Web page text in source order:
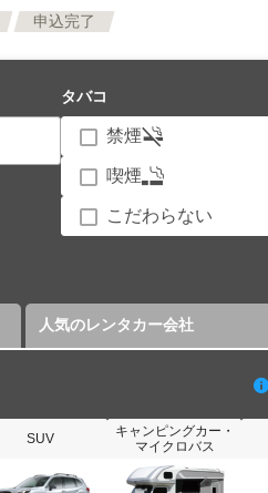
申込完了
タバコ
禁煙
喫煙
こだわらない
人気のレンタカー会社
SUV
キャンピングカー・
マイクロバス